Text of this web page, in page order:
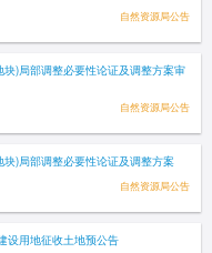
自然资源局公告
)局部调整必要性论证及调整方案审
自然资源局公告
)局部调整必要性论证及调整方案
自然资源局公告
设用地征收土地预公告